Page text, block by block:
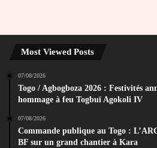
Most Viewed Posts
07/08/2026
Togo / Agbogboza 2026 : Festivités
hommage à feu Togbuï Agokoli IV
07/08/2026
Commande publique au Togo :
BF sur un grand chantier à Kara